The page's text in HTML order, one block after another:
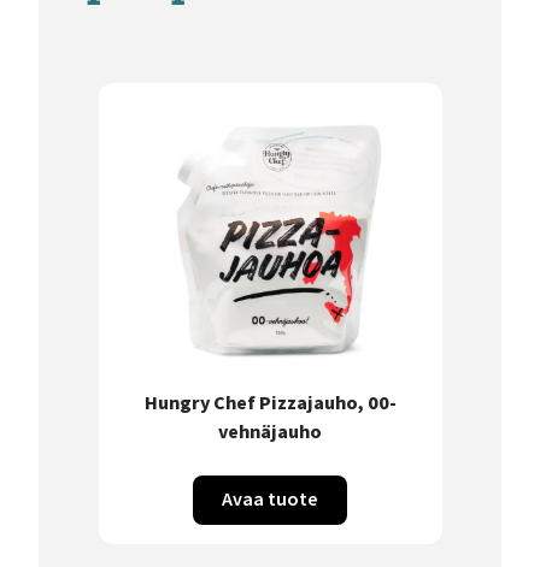
Hungry Chef Pizzajauho, 00-
vehnäjauho
Avaa tuote